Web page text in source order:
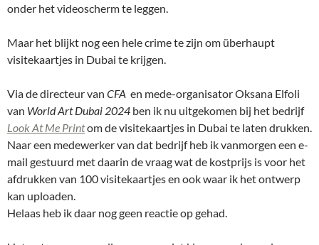
onder het videoscherm te leggen.
Maar het blijkt nog een hele crime te zijn om überhaupt
visitekaartjes in Dubai te krijgen.
Via de directeur van CFA en mede-organisator Oksana Elfoli
van World Art Dubai 2024 ben ik nu uitgekomen bij het bedrijf
Look At Me Printom de visitekaartjes in Dubai te laten drukken.
Naar een medewerker van dat bedrijf heb ik vanmorgen een e-
mail gestuurd met daarin de vraag wat de kostprijs is voor het
afdrukken van 100 visitekaartjes en ook waar ik het ontwerp
kan uploaden.
Helaas heb ik daar nog geen reactie op gehad.